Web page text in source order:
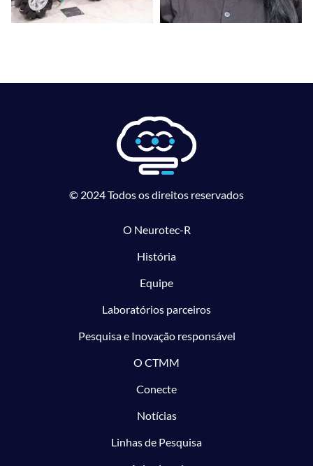
© 2024 Todos os direitos reservados
O Neurotec-R
História
Equipe
Laboratórios parceiros
Pesquisa e Inovação responsável
O CTMM
Conecte
Notícias
Linhas de Pesquisa